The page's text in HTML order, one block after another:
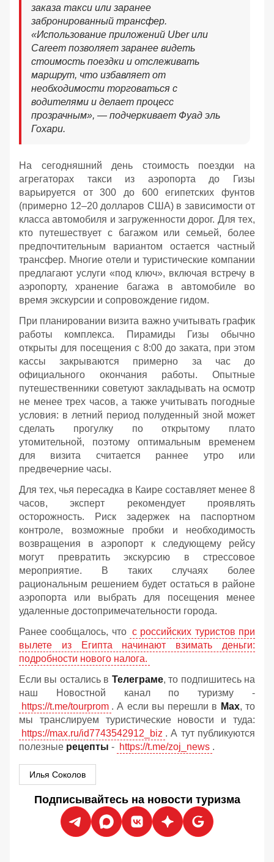
заказа такси или заранее
забронированный трансфер.
«Использование приложений Uber или
Careem позволяет заранее видеть
стоимость поездки и отслеживать
маршрут, что избавляет от
необходимости торговаться с
водителями и делает процесс
прозрачным», — подчеркивает Фуад эль
Гохари.
На сегодняшний день стоимость поездки на
агрегаторах такси из аэропорта до Гизы
варьируется от 300 до 600 египетских фунтов
(примерно 12–20 долларов США) в зависимости от
класса автомобиля и загруженности дорог. Для тех,
кто путешествует с багажом или семьей, более
предпочтительным вариантом остается частный
трансфер. Многие отели и туристические компании
предлагают услуги «под ключ», включая встречу в
аэропорту, хранение багажа в автомобиле во
время экскурсии и сопровождение гидом.
При планировании визита важно учитывать график
работы комплекса. Пирамиды Гизы обычно
открыты для посещения с 8:00 до заката, при этом
кассы закрываются примерно за час до
официального окончания работы. Опытные
путешественники советуют закладывать на осмотр
не менее трех часов, а также учитывать погодные
условия: в летний период полуденный зной может
сделать прогулку по открытому плато
утомительной, поэтому оптимальным временем
для визита считается раннее утро или
предвечерние часы.
Для тех, чья пересадка в Каире составляет менее 8
часов, эксперт рекомендует проявлять
осторожность. Риск задержек на паспортном
контроле, возможные пробки и необходимость
возвращения в аэропорт к следующему рейсу
могут превратить экскурсию в стрессовое
мероприятие. В таких случаях более
рациональным решением будет остаться в районе
аэропорта или выбрать для посещения менее
удаленные достопримечательности города.
Ранее сообщалось, что с российских туристов при
вылете из Египта начинают взимать деньги:
подробности нового налога.
Если вы остались в Телеграме, то подпишитесь на
наш Новостной канал по туризму -
https://t.me/tourprom . А если вы перешли в Мах, то
мы транслируем туристические новости и туда:
https://max.ru/id7743542912_biz . А тут публикуются
полезные рецепты - https://t.me/zoj_news .
Илья Соколов
Подписывайтесь на новости туризма